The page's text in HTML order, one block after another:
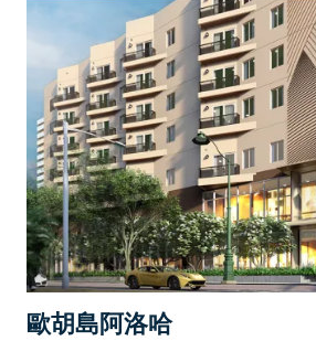
檀
香
山
歐胡島阿洛哈